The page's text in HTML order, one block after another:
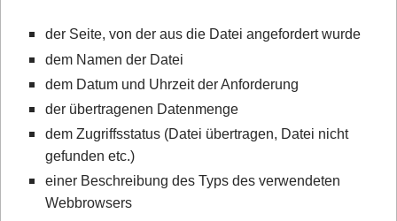
der Seite, von der aus die Datei angefordert wurde
dem Namen der Datei
dem Datum und Uhrzeit der Anforderung
der übertragenen Datenmenge
dem Zugriffsstatus (Datei übertragen, Datei nicht
gefunden etc.)
einer Beschreibung des Typs des verwendeten
Webbrowsers